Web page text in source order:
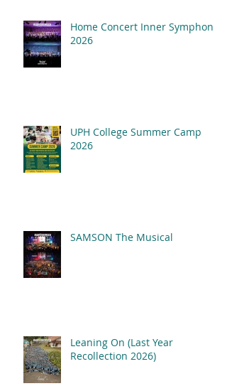
Home Concert Inner Symphony
2026
UPH College Summer Camp
2026
SAMSON The Musical
Leaning On (Last Year
Recollection 2026)